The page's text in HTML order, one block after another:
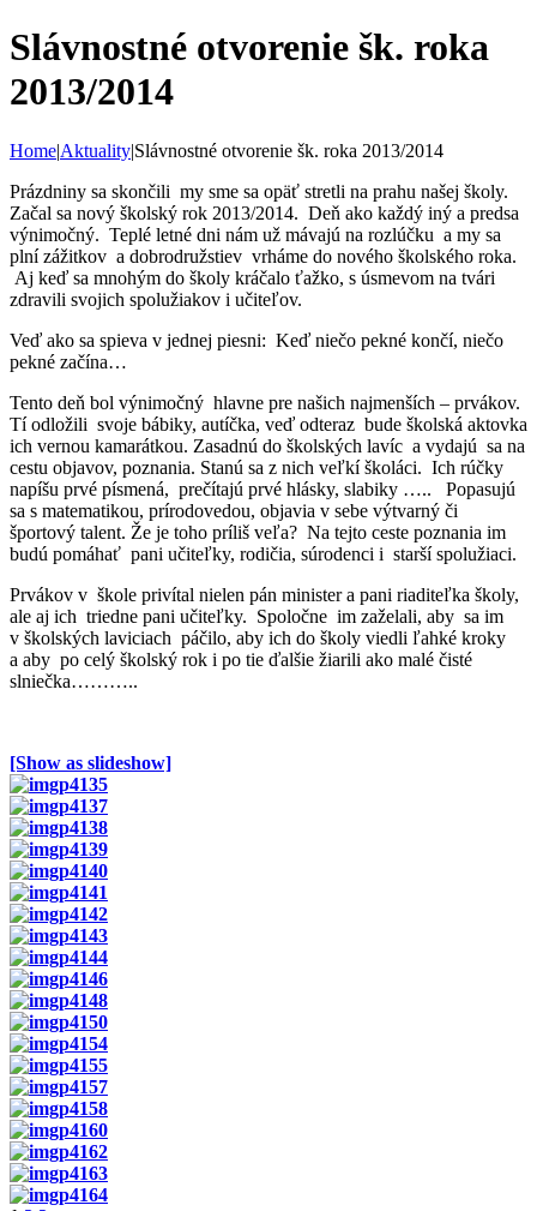
Slávnostné otvorenie šk. roka
2013/2014
Home|Aktuality|Slávnostné otvorenie šk. roka 2013/2014
Prázdniny sa skončili my sme sa opäť stretli na prahu našej školy.
Začal sa nový školský rok 2013/2014. Deň ako každý iný a predsa
výnimočný. Teplé letné dni nám už mávajú na rozlúčku a my sa
plní zážitkov a dobrodružstiev vrháme do nového školského roka.
Aj keď sa mnohým do školy kráčalo ťažko, s úsmevom na tvári
zdravili svojich spolužiakov i učiteľov.
Veď ako sa spieva v jednej piesni: Keď niečo pekné končí, niečo
pekné začína…
Tento deň bol výnimočný hlavne pre našich najmenších – prvákov.
Tí odložili svoje bábiky, autíčka, veď odteraz bude školská aktovka
ich vernou kamarátkou. Zasadnú do školských lavíc a vydajú sa na
cestu objavov, poznania. Stanú sa z nich veľkí školáci. Ich rúčky
napíšu prvé písmená, prečítajú prvé hlásky, slabiky ….. Popasujú
sa s matematikou, prírodovedou, objavia v sebe výtvarný či
športový talent. Že je toho príliš veľa? Na tejto ceste poznania im
budú pomáhať pani učiteľky, rodičia, súrodenci i starší spolužiaci.
Prvákov v škole privítal nielen pán minister a pani riaditeľka školy,
ale aj ich triedne pani učiteľky. Spoločne im zaželali, aby sa im
v školských laviciach páčilo, aby ich do školy viedli ľahké kroky
a aby po celý školský rok i po tie ďalšie žiarili ako malé čisté
slniečka………..
[Show as slideshow]